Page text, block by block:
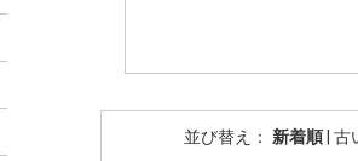
並び替え： 新着順 古